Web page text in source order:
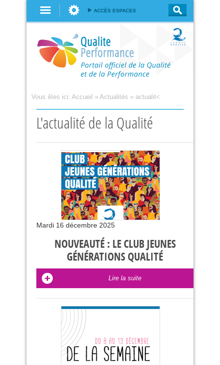
ACCÈS ESPACES
Vous êtes ici: Accueil » Actualités » actualit<
L'actualité de la Qualité
Mardi 16 décembre 2025
NOUVEAUTÉ : LE CLUB JEUNES
GÉNÉRATIONS QUALITÉ
Lire la suite